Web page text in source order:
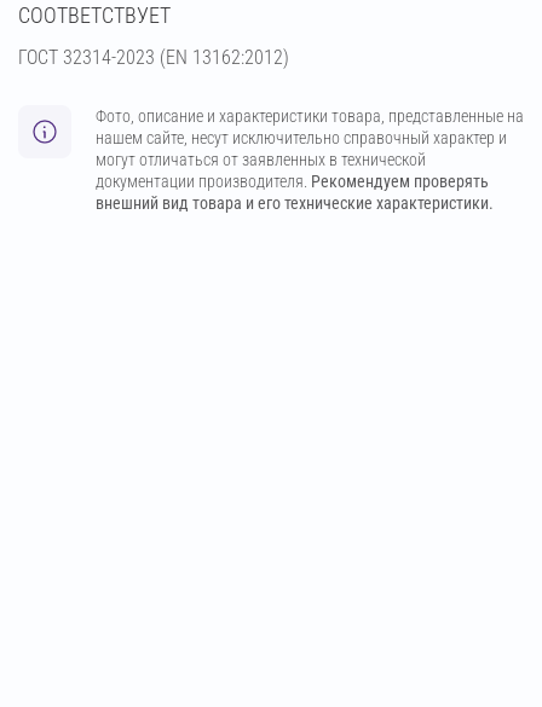
СООТВЕТСТВУЕТ
ГОСТ 32314-2023 (ЕN 13162:2012)
Фото, описание и характеристики товара, представленные на
нашем сайте, несут исключительно справочный характер и
могут отличаться от заявленных в технической
документации производителя. Рекомендуем проверять
внешний вид товара и его технические характеристики.